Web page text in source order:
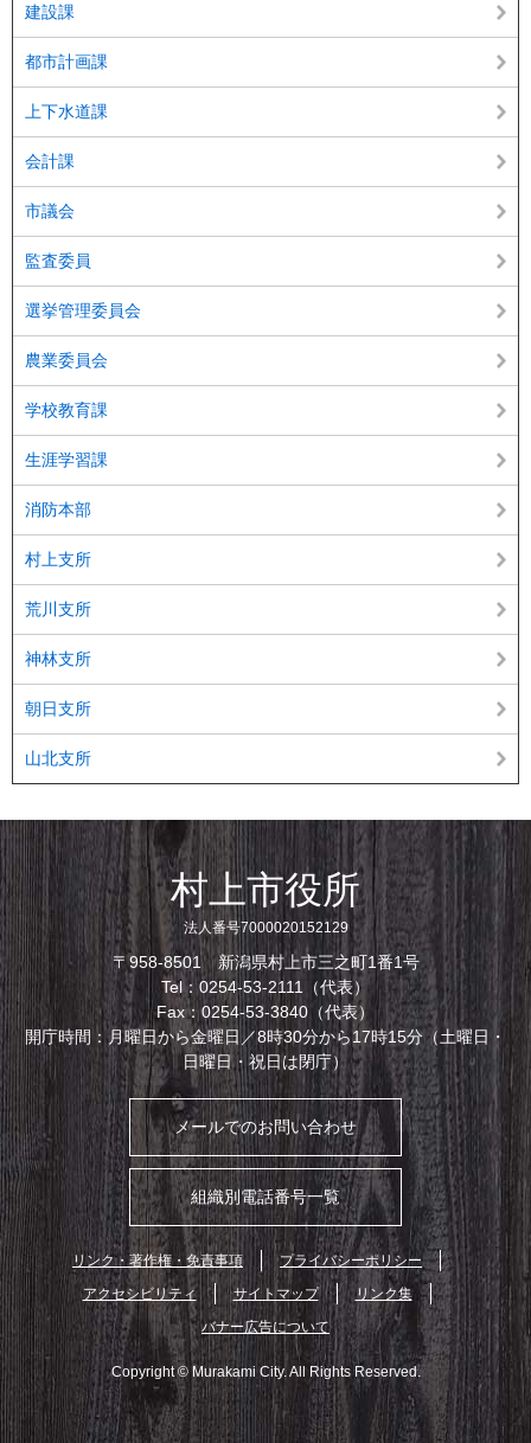
建設課
都市計画課
上下水道課
会計課
市議会
監査委員
選挙管理委員会
農業委員会
学校教育課
生涯学習課
消防本部
村上支所
荒川支所
神林支所
朝日支所
山北支所
村上市役所
法人番号7000020152129
〒958-8501 新潟県村上市三之町1番1号
Tel：0254-53-2111（代表）
Fax：0254-53-3840（代表）
開庁時間：月曜日から金曜日／8時30分から17時15分（土曜日・
日曜日・祝日は閉庁）
メールでのお問い合わせ
組織別電話番号一覧
リンク・著作権・免責事項
プライバシーポリシー
アクセシビリティ
サイトマップ
リンク集
バナー広告について
Copyright © Murakami City. All Rights Reserved.